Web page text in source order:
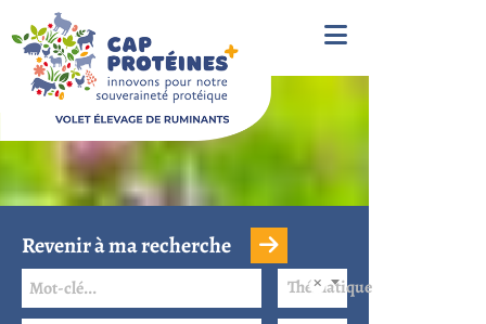
Revenir à ma recherche
Thématique